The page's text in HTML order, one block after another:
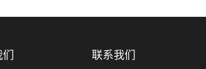
联系我们